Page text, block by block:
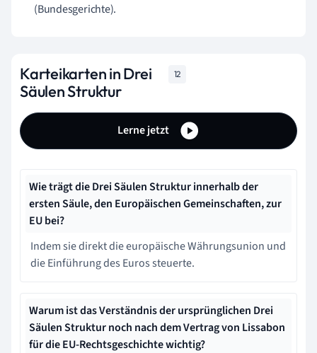
(Bundesgerichte).
Karteikarten in Drei
Säulen Struktur
12
Lerne jetzt
Wie trägt die Drei Säulen Struktur innerhalb der
ersten Säule, den Europäischen Gemeinschaften, zur
EU bei?
Indem sie direkt die europäische Währungsunion und
die Einführung des Euros steuerte.
Warum ist das Verständnis der ursprünglichen Drei
Säulen Struktur noch nach dem Vertrag von Lissabon
für die EU-Rechtsgeschichte wichtig?